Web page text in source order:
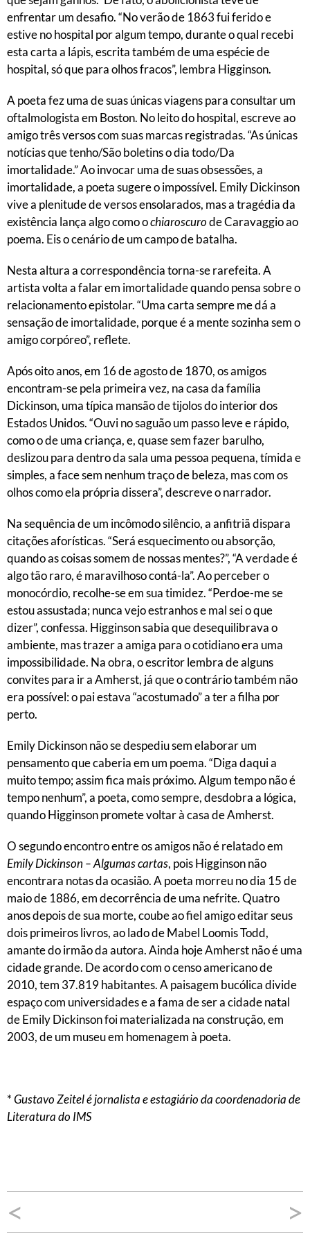
enfrentar um desafio. “No verão de 1863 fui ferido e
estive no hospital por algum tempo, durante o qual recebi
esta carta a lápis, escrita também de uma espécie de
hospital, só que para olhos fracos”, lembra Higginson.
A poeta fez uma de suas únicas viagens para consultar um
oftalmologista em Boston. No leito do hospital, escreve ao
amigo três versos com suas marcas registradas. “As únicas
notícias que tenho/São boletins o dia todo/Da
imortalidade.” Ao invocar uma de suas obsessões, a
imortalidade, a poeta sugere o impossível. Emily Dickinson
vive a plenitude de versos ensolarados, mas a tragédia da
existência lança algo como ochiaroscurode Caravaggio ao
poema. Eis o cenário de um campo de batalha.
Nesta altura a correspondência torna-se rarefeita. A
artista volta a falar em imortalidade quando pensa sobre o
relacionamento epistolar. “Uma carta sempre me dá a
sensação de imortalidade, porque é a mente sozinha sem o
amigo corpóreo”, reflete.
Após oito anos, em 16 de agosto de 1870, os amigos
encontram-se pela primeira vez, na casa da família
Dickinson, uma típica mansão de tijolos do interior dos
Estados Unidos. “Ouvi no saguão um passo leve e rápido,
como o de uma criança, e, quase sem fazer barulho,
deslizou para dentro da sala uma pessoa pequena, tímida e
simples, a face sem nenhum traço de beleza, mas com os
olhos como ela própria dissera”, descreve o narrador.
Na sequência de um incômodo silêncio, a anfitriã dispara
citações aforísticas. “Será esquecimento ou absorção,
quando as coisas somem de nossas mentes?”, “A verdade é
algo tão raro, é maravilhoso contá-la”. Ao perceber o
monocórdio, recolhe-se em sua timidez. “Perdoe-me se
estou assustada; nunca vejo estranhos e mal sei o que
dizer”, confessa. Higginson sabia que desequilibrava o
ambiente, mas trazer a amiga para o cotidiano era uma
impossibilidade. Na obra, o escritor lembra de alguns
convites para ir a Amherst, já que o contrário também não
era possível: o pai estava “acostumado” a ter a filha por
perto.
Emily Dickinson não se despediu sem elaborar um
pensamento que caberia em um poema. “Diga daqui a
muito tempo; assim fica mais próximo. Algum tempo não é
tempo nenhum”, a poeta, como sempre, desdobra a lógica,
quando Higginson promete voltar à casa de Amherst.
O segundo encontro entre os amigos não é relatado em
Emily Dickinson– Algumas cartas, pois Higginson não
encontrara notas da ocasião. A poeta morreu no dia 15 de
maio de 1886, em decorrência de uma nefrite. Quatro
anos depois de sua morte, coube ao fiel amigo editar seus
dois primeiros livros, ao lado de Mabel Loomis Todd,
amante do irmão da autora. Ainda hoje Amherst não é uma
cidade grande. De acordo com o censo americano de
2010, tem 37.819 habitantes. A paisagem bucólica divide
espaço com universidades e a fama de ser a cidade natal
de Emily Dickinson foi materializada na construção, em
2003, de um museu em homenagem à poeta.
*Gustavo Zeitel é jornalista e estagiário da coordenadoria de
Literatura do IMS
Navegação
de
< >